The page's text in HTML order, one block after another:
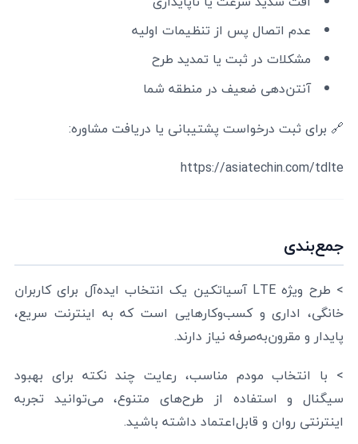
عدم اتصال پس از تنظیمات اولیه
مشکلات در ثبت یا تمدید طرح
آنتن‌دهی ضعیف در منطقه شما
🔗 برای ثبت درخواست پشتیبانی یا دریافت مشاوره:
https://asiatechin.com/tdlte
جمع‌بندی
> طرح ویژه LTE آسیاتکین یک انتخاب ایده‌آل برای کاربران
خانگی، اداری و کسب‌وکارهایی است که به اینترنت سریع،
پایدار و مقرون‌به‌صرفه نیاز دارند.
> با انتخاب مودم مناسب، رعایت چند نکته برای بهبود
سیگنال و استفاده از طرح‌های متنوع، می‌توانید تجربه
اینترنتی روان و قابل‌اعتماد داشته باشید.